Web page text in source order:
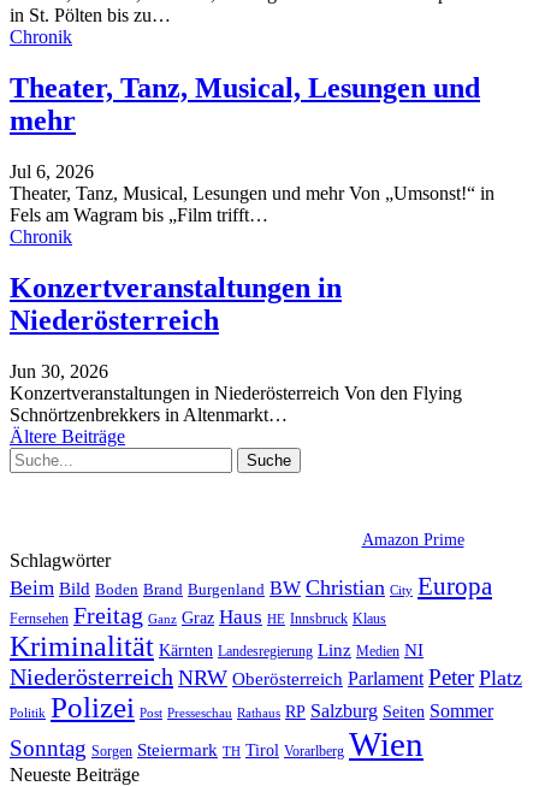
in St. Pölten bis zu…
Chronik
Theater, Tanz, Musical, Lesungen und
mehr
Jul 6, 2026
Theater, Tanz, Musical, Lesungen und mehrVon „Umsonst!“ in
Fels am Wagram bis „Film trifft…
Chronik
Konzertveranstaltungen in
Niederösterreich
Jun 30, 2026
Konzertveranstaltungen in Niederösterreich Von den Flying
Schnörtzenbrekkers in Altenmarkt…
Ältere Beiträge
Amazon Prime
Schlagwörter
Beim Bild Boden Brand Burgenland BW Christian City Europa
Fernsehen Freitag Ganz Graz Haus HE Innsbruck Klaus
Kriminalität Kärnten Landesregierung Linz Medien NI
Niederösterreich NRW Oberösterreich Parlament Peter Platz
Politik Polizei Post Presseschau Rathaus RP Salzburg Seiten Sommer
Sonntag Sorgen Steiermark TH Tirol Vorarlberg Wien
Neueste Beiträge